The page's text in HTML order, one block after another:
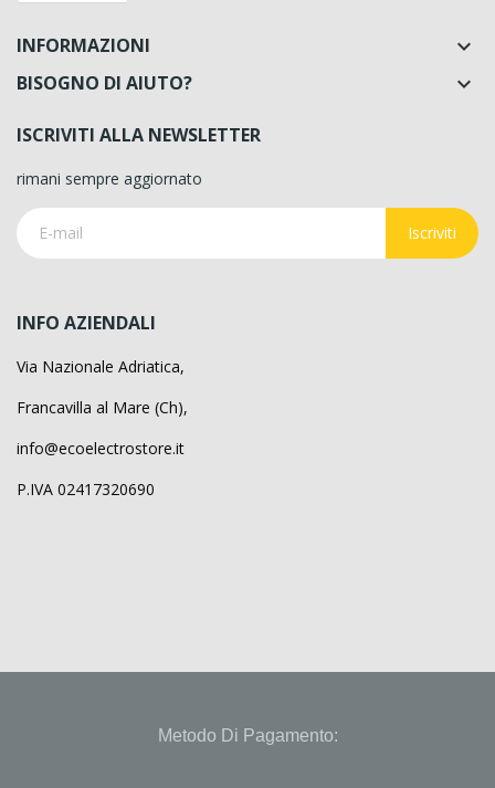
INFORMAZIONI 
BISOGNO DI AIUTO? 
ISCRIVITI ALLA NEWSLETTER
rimani sempre aggiornato
Iscriviti
INFO AZIENDALI
Via Nazionale Adriatica,
Francavilla al Mare (Ch),
info@ecoelectrostore.it
P.IVA 02417320690
Metodo Di Pagamento: